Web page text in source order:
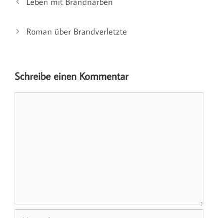
Roman über Brandverletzte
Schreibe einen Kommentar
Name